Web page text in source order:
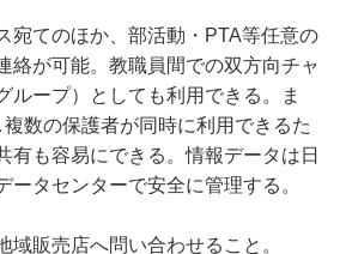
宛てのほか、部活動・PTA等任意の
絡が可能。教職員間での双方向チャ
ループ）としても利用できる。ま
数の保護者が同時に利用できるた
有も容易にできる。情報データは日
ータセンターで安全に管理する。
販売店へ問い合わせること。